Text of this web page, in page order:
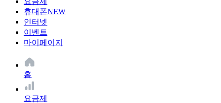
휴대폰NEW
인터넷
이벤트
마이페이지
홈
요금제